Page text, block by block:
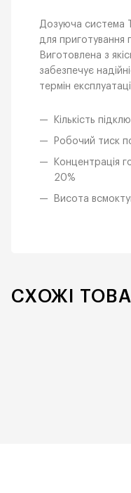
Дозуюча система
для приготування
Виготовлена з
забезпечує
термін
Кількість
Робочий тиск
Концентрація
20%
Висота
СХОЖІ